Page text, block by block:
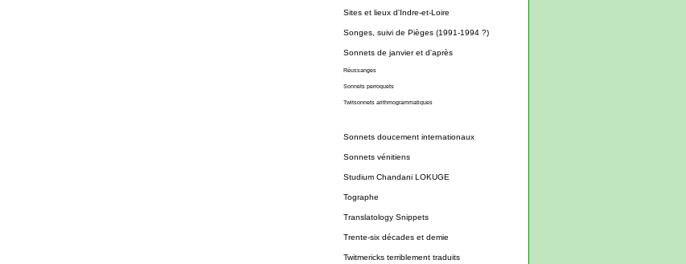
Sites et lieux d'Indre-et-Loire
Songes, suivi de Pièges (1991-1994 ?)
Sonnets de janvier et d'après
Réussanges
Sonnets perroquets
Twitsonnets arithmogrammatiques
Sonnets doucement internationaux
Sonnets vénitiens
Studium Chandani LOKUGE
Tographe
Translatology Snippets
Trente-six décades et demie
Twitmericks terriblement traduits